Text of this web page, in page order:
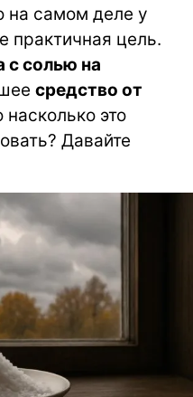
на самом деле у
практичная цель.
с солью на
средство от
насколько это
Давайте